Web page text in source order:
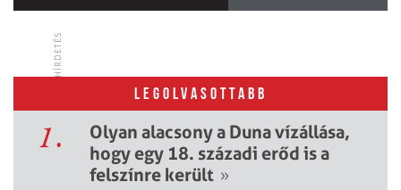
HÍRDETÉS
LEGOLVASOTTABB
1.
Olyan alacsony a Duna vízállása,
hogy egy 18. századi erőd is a
felszínre került »